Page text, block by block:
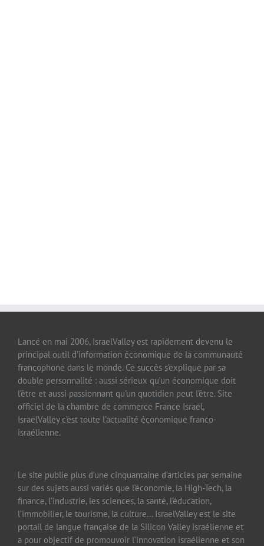
Lancé en mai 2006, IsraelValley est rapidement devenu le
principal outil d’information économique de la communauté
francophone dans le monde. Ce succès s’explique par sa
double personnalité : aussi sérieux qu’un économique doit
l’être et aussi passionnant qu’un quotidien peut l’être. Site
officiel de la chambre de commerce France Israël,
IsraelValley c’est toute l’actualité économique franco-
israélienne.
Le site publie plus d’une cinquantaine d’articles par semaine
sur des sujets aussi variés que l’économie, la High-Tech, la
finance, l’industrie, les sciences, la santé, l’éducation,
l’immobilier, le tourisme, la culture… IsraelValley est le site
portail de langue française de la Silicon Valley israélienne et
a pour objectif de promouvoir l’innovation israélienne et son